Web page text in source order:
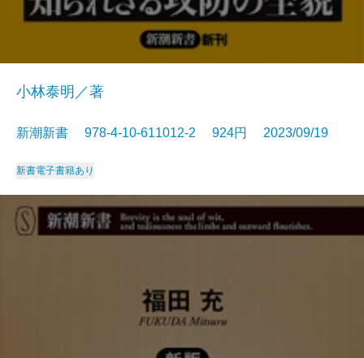
小林泰明／著
新潮新書 978-4-10-611012-2 924円 2023/09/19
新書電子書籍あり